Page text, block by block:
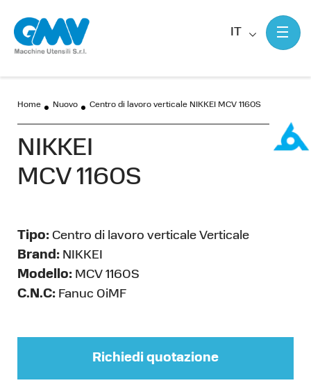
IT
Home Nuovo Centro di lavoro verticale NIKKEI MCV 1160S
NIKKEI
MCV 1160S
Tipo: Centro di lavoro verticale Verticale
Brand: NIKKEI
Modello: MCV 1160S
C.N.C: Fanuc 0iMF
Richiedi quotazione